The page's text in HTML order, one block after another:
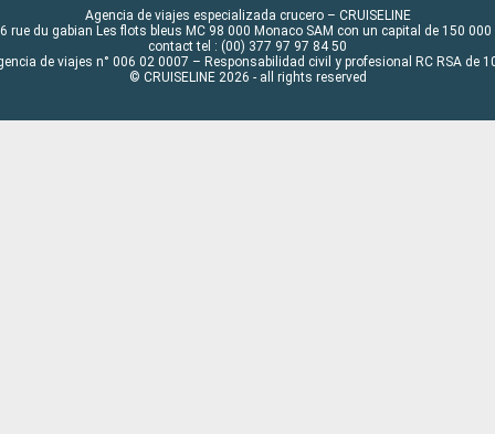
Agencia de viajes especializada crucero – CRUISELINE
rue du gabian Les flots bleus MC 98 000 Monaco SAM con un capital de 150 000
contact tel : (00) 377 97 97 84 50
de viajes n° 006 02 0007 – Responsabilidad civil y profesional RC RSA de
© CRUISELINE 2026 - all rights reserved